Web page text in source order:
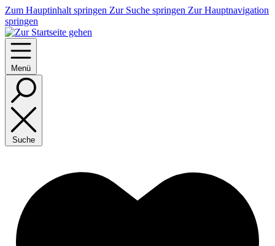
Zum Hauptinhalt springen Zur Suche springen Zur Hauptnavigation
springen
Menü
Suche